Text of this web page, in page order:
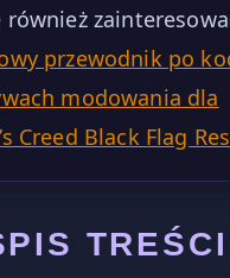
również
przewodnik po
modowania dla
Creed Black Flag
TREŚCI